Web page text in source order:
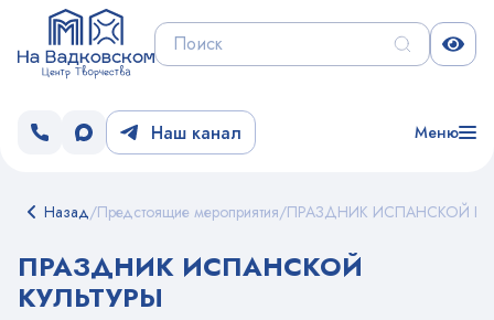
Наш канал Меню
Назад/Предстоящие мероприятия/ПРАЗДНИК ИСПАНСКОЙ
ПРАЗДНИК ИСПАНСКОЙ
КУЛЬТУРЫ